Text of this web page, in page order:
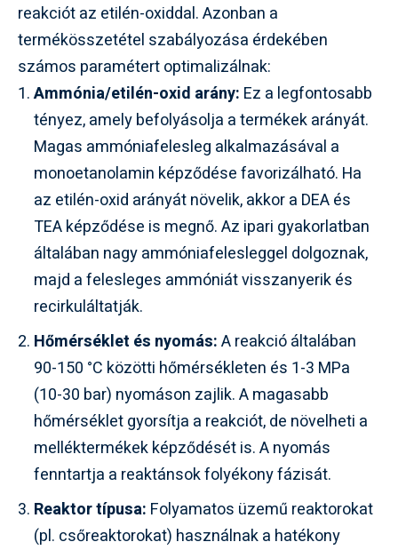
reakciót az etilén-oxiddal. Azonban a
termékösszetétel szabályozása érdekében
számos paramétert optimalizálnak:
Ammónia/etilén-oxid arány: Ez a legfontosabb
tényez, amely befolyásolja a termékek arányát.
Magas ammóniafelesleg alkalmazásával a
monoetanolamin képződése favorizálható. Ha
az etilén-oxid arányát növelik, akkor a DEA és
TEA képződése is megnő. Az ipari gyakorlatban
általában nagy ammóniafelesleggel dolgoznak,
majd a felesleges ammóniát visszanyerik és
recirkuláltatják.
Hőmérséklet és nyomás:A reakció általában
90-150 °C közötti hőmérsékleten és 1-3 MPa
(10-30 bar) nyomáson zajlik. A magasabb
hőmérséklet gyorsítja a reakciót, de növelheti a
melléktermékek képződését is. A nyomás
fenntartja a reaktánsok folyékony fázisát.
Reaktor típusa: Folyamatos üzemű reaktorokat
(pl. csőreaktorokat) használnak a hatékony